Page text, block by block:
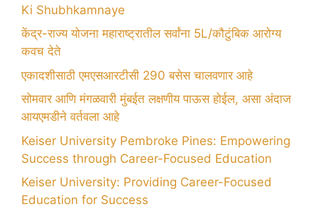
Ki Shubhkamnaye
केंद्र-राज्य योजना महाराष्ट्रातील सर्वांना 5L/कौटुंबिक आरोग्य
कवच देते
एकादशीसाठी एमएसआरटीसी 290 बसेस चालवणार आहे
सोमवार आणि मंगळवारी मुंबईत लक्षणीय पाऊस होईल, असा अंदाज
आयएमडीने वर्तवला आहे
Keiser University Pembroke Pines: Empowering
Success through Career-Focused Education
Keiser University: Providing Career-Focused
Education for Success